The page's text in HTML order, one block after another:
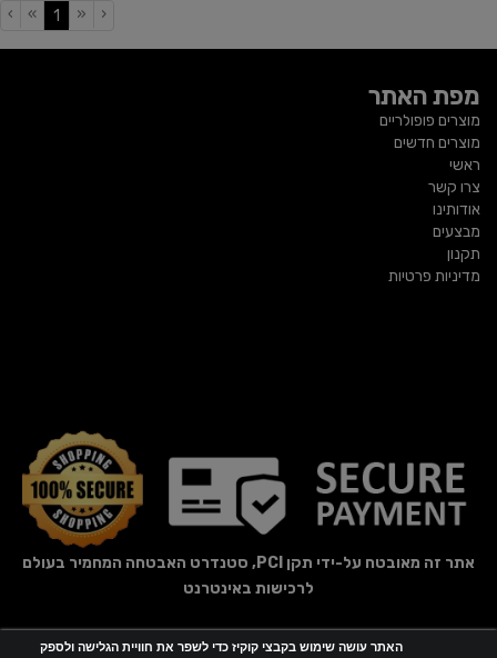
‹
«
1
(current)
»
›
מפת האתר
מוצרים פופולריים
מוצרים חדשים
ראשי
צרו קשר
אודותינו
מבצעים
תקנון
מדיניות פרטיות
אתר זה מאובטח על-ידי תקן PCI, סטנדרט האבטחה המחמיר בעולם
לרכישות באינטרנט
האתר עושה שימוש בקבצי קוקיז כדי לשפר את חוויית הגלישה ולספק